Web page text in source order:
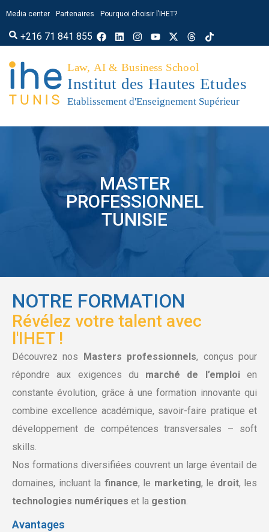
Media center Partenaires Pourquoi choisir l’IHET?
+216 71 841 855
MASTER
PROFESSIONNEL
TUNISIE
NOTRE FORMATION
Révélez votre talent avec
l'IHET !
Découvrez nos Masters professionnels, conçus pour
répondre aux exigences du marché de l’emploien
constante évolution, grâce à une formation innovante qui
combine excellence académique, savoir-faire pratique et
développement de compétences transversales – soft
skills.
Nos formations diversifiées couvrent un large éventail de
domaines, incluant la finance, le marketing, le droit, les
technologies numériques et la gestion.
Avantages